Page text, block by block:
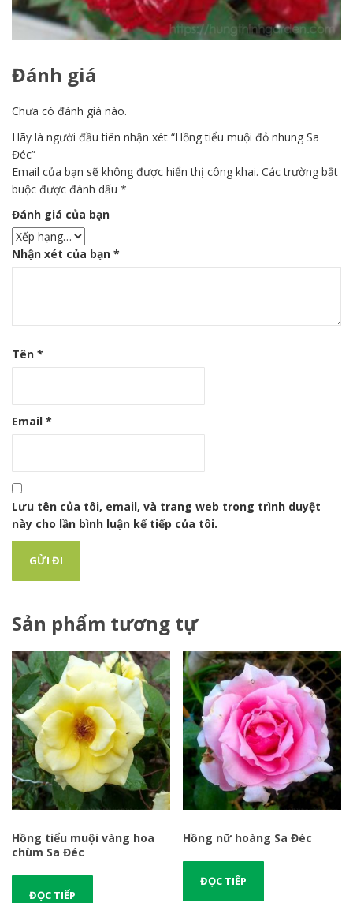
Đánh giá
Chưa có đánh giá nào.
Hãy là người đầu tiên nhận xét “Hồng tiểu muội đỏ nhung Sa
Đéc”
Email của bạn sẽ không được hiển thị công khai. Các trường bắt
buộc được đánh dấu *
Đánh giá của bạn
Nhận xét của bạn *
Tên *
Email *
Lưu tên của tôi, email, và trang web trong trình duyệt
này cho lần bình luận kế tiếp của tôi.
Sản phẩm tương tự
Hồng tiểu muội vàng hoa
chùm Sa Đéc
ĐỌC TIẾP
Hồng nữ hoàng Sa Đéc
ĐỌC TIẾP